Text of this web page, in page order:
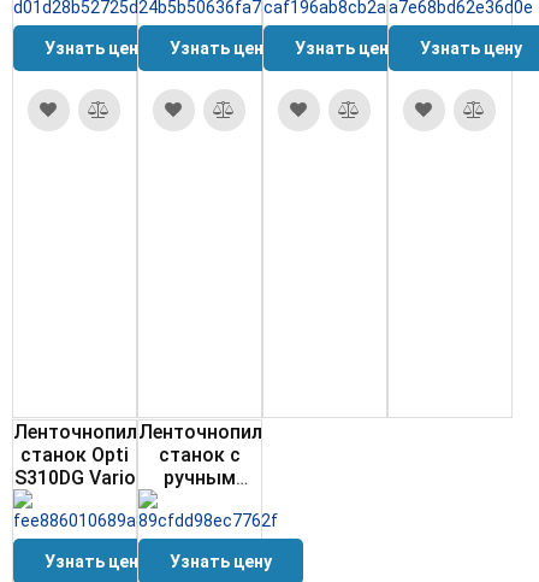
Узнать цену Узнать цену Узнать цену Узнать цену
Ленточнопильный
станок Opti
S310DG Vario
Узнать цену
Ленточнопильный
станок с
ручным
подъёмом
гидроразгрузкой
опускания
S20.11
Узнать цену